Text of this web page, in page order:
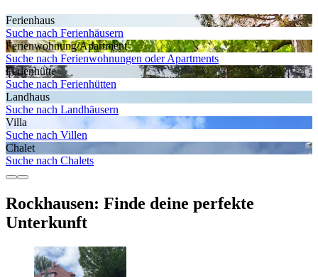
Ferienhaus
Suche nach Ferienhäusern
Ferienwohnung/Apartment
Suche nach Ferienwohnungen oder Apartments
Ferienhütte
Suche nach Ferienhütten
Landhaus
Suche nach Landhäusern
Villa
Suche nach Villen
Chalet
Suche nach Chalets
Rockhausen: Finde deine perfekte
Unterkunft